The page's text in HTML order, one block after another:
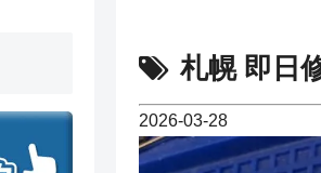
札幌 即日
2026-03-28